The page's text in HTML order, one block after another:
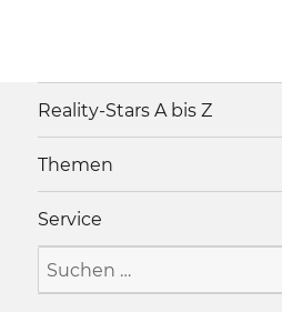
Reality-Stars A bis Z
Themen
Service
Suche
nach: